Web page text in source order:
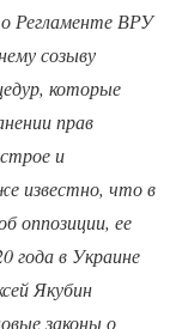
Регламенте ВРУ
созыву
которые
прав
и
известно, что в
оппозиции, ее
года в Украине
Якубин
законы о